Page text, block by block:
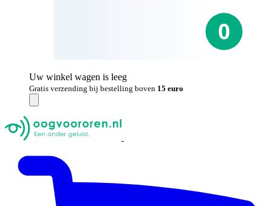
Uw winkel wagen is leeg
Gratis verzending bij bestelling boven 15 euro